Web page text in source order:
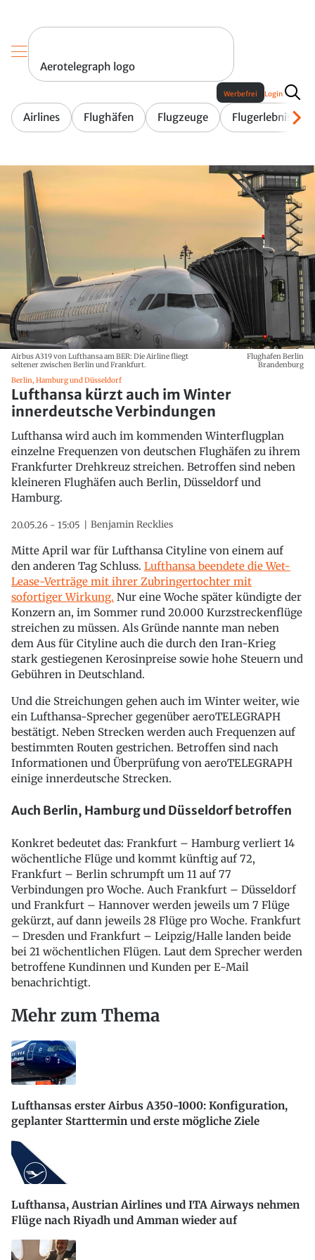
Aerotelegraph logo
Airlines Flughäfen Flugzeuge Flugerlebnis
Werbefrei Login
Airbus A319 von Lufthansa am BER: Die Airline fliegt
seltener zwischen Berlin und Frankfurt.
Flughafen Berlin
Brandenburg
Berlin, Hamburg und Düsseldorf
Lufthansa kürzt auch im Winter
innerdeutsche Verbindungen
Lufthansa wird auch im kommenden Winterflugplan
einzelne Frequenzen von deutschen Flughäfen zu ihrem
Frankfurter Drehkreuz streichen. Betroffen sind neben
kleineren Flughäfen auch Berlin, Düsseldorf und
Hamburg.
20.05.26 - 15:05 Benjamin Recklies
Mitte April war für Lufthansa Cityline von einem auf
den anderen Tag Schluss. Lufthansa beendete die Wet-
Lease-Verträge mit ihrer Zubringertochter mit
sofortiger Wirkung. Nur eine Woche später kündigte der
Konzern an, im Sommer rund 20.000 Kurzstreckenflüge
streichen zu müssen. Als Gründe nannte man neben
dem Aus für Cityline auch die durch den Iran-Krieg
stark gestiegenen Kerosinpreise sowie hohe Steuern und
Gebühren in Deutschland.
Und die Streichungen gehen auch im Winter weiter, wie
ein Lufthansa-Sprecher gegenüber aeroTELEGRAPH
bestätigt. Neben Strecken werden auch Frequenzen auf
bestimmten Routen gestrichen. Betroffen sind nach
Informationen und Überprüfung von aeroTELEGRAPH
einige innerdeutsche Strecken.
Auch Berlin, Hamburg und Düsseldorf betroffen
Konkret bedeutet das: Frankfurt – Hamburg verliert 14
wöchentliche Flüge und kommt künftig auf 72,
Frankfurt – Berlin schrumpft um 11 auf 77
Verbindungen pro Woche. Auch Frankfurt – Düsseldorf
und Frankfurt – Hannover werden jeweils um 7 Flüge
gekürzt, auf dann jeweils 28 Flüge pro Woche. Frankfurt
– Dresden und Frankfurt – Leipzig/Halle landen beide
bei 21 wöchentlichen Flügen. Laut dem Sprecher werden
betroffene Kundinnen und Kunden per E-Mail
benachrichtigt.
Mehr zum Thema
Lufthansas erster Airbus A350-1000: Konfiguration,
geplanter Starttermin und erste mögliche Ziele
Lufthansa, Austrian Airlines und ITA Airways nehmen
Flüge nach Riyadh und Amman wieder auf